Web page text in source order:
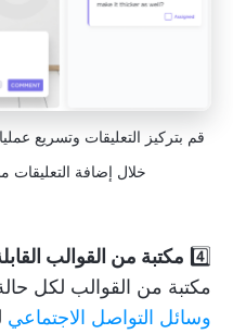
خلال إضافة
4️⃣ مكتبة من القوالب
مكتبة من القوالب لكل
وسائل التواصل الاجتماعي